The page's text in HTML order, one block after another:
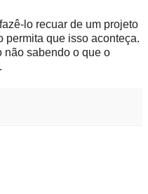
lo recuar de um projeto
permita que isso aconteça.
não sabendo o que o